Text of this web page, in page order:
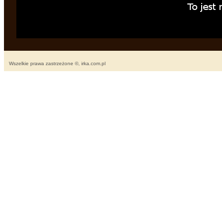
Wszelkie prawa zastrzeżone ©, irka.com.pl